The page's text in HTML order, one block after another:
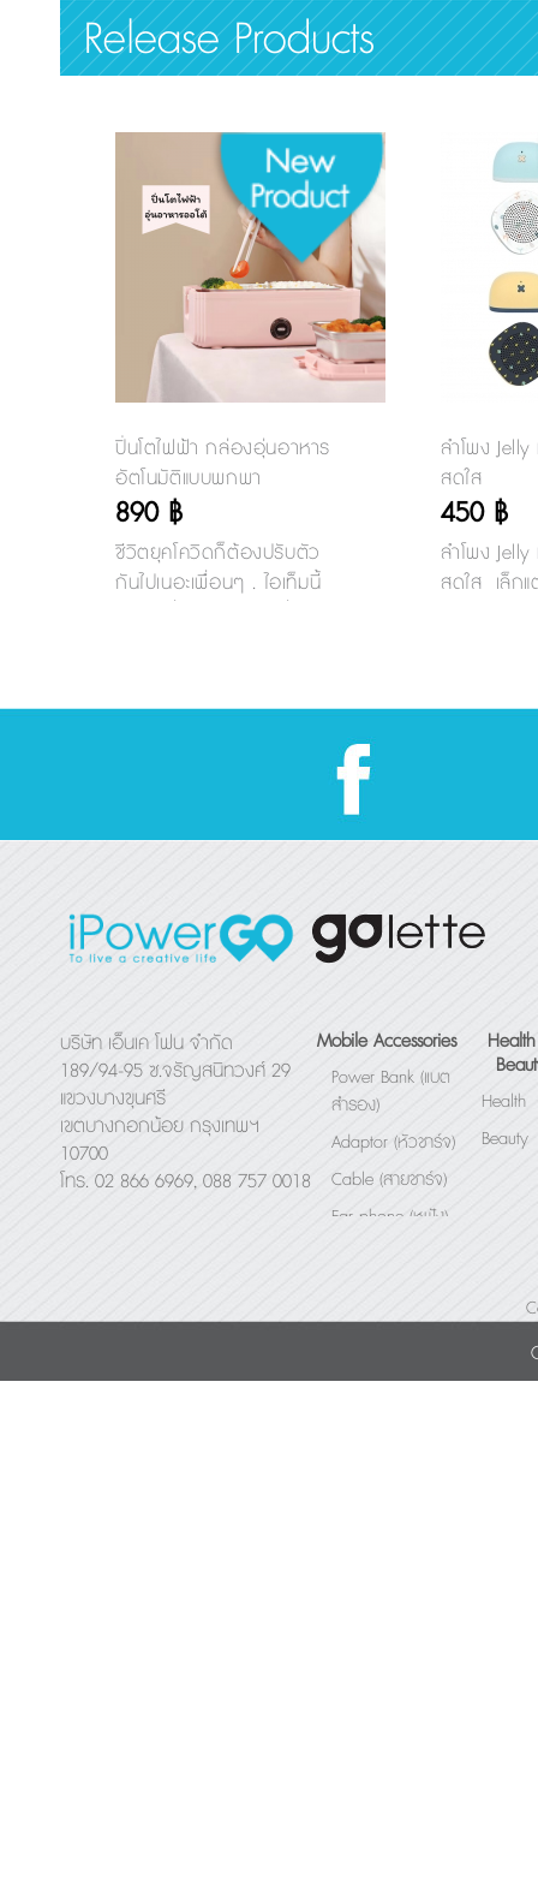
Release Products
ปิ่นโตไฟฟ้า กล่องอุ่นอาหาร
อัตโนมัติแบบพกพา
890 ฿
ชีวิตยุคโควิดก็ต้องปรับตัว
กันไปเนอะเพื่อนๆ . ไอเท็มนี้
เยอะๆ มันก็เสี่ยงอยู่นะ .
ลำโพง
สดใส
450 ฿
ลำโพง
สดใส เล็กแ
ยังเป็นรีโห
บริษัท เอ็นเค โฟน จำกัด
189/94-95 ซ.จรัญสนิทวงศ์ 29
แขวงบางขุนศรี
เขตบางกอกน้อย กรุงเทพฯ
10700
โทร. 02 866 6969, 088 757 0018
Mobile Accessories
Power Bank (แบต
สำรอง)
Adaptor (หัวชาร์จ)
Cable (สายชาร์จ)
Ear phone (หูฟัง)
Others (อื่นๆ)
Health
Beauty